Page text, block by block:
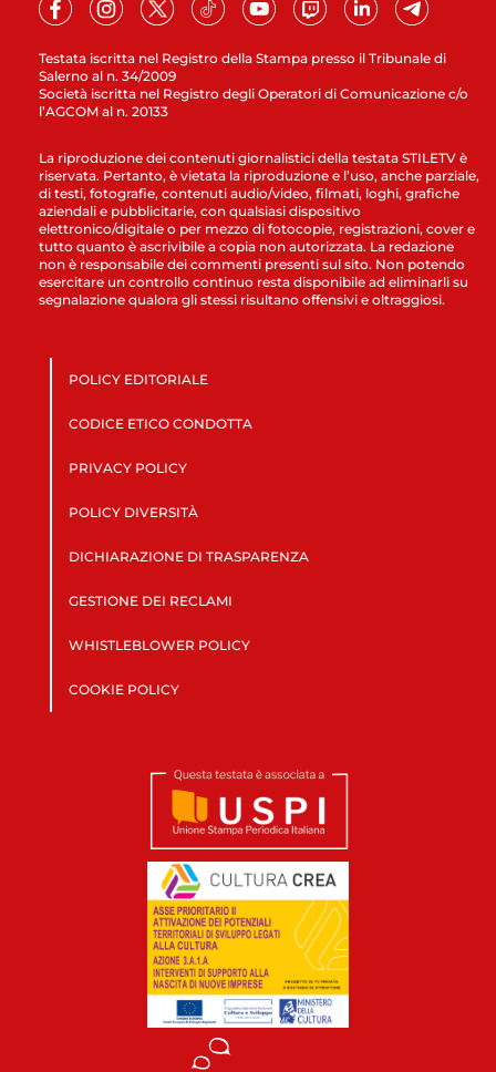
Testata iscritta nel Registro della Stampa presso il Tribunale di
Salerno al n. 34/2009
Società iscritta nel Registro degli Operatori di Comunicazione c/o
l’AGCOM al n. 20133
La riproduzione dei contenuti giornalistici della testata STILETV è
riservata. Pertanto, è vietata la riproduzione e l’uso, anche parziale,
di testi, fotografie, contenuti audio/video, filmati, loghi, grafiche
aziendali e pubblicitarie, con qualsiasi dispositivo
elettronico/digitale o per mezzo di fotocopie, registrazioni, cover e
tutto quanto è ascrivibile a copia non autorizzata. La redazione
non è responsabile dei commenti presenti sul sito. Non potendo
esercitare un controllo continuo resta disponibile ad eliminarli su
segnalazione qualora gli stessi risultano offensivi e oltraggiosi.
POLICY EDITORIALE
CODICE ETICO CONDOTTA
PRIVACY POLICY
POLICY DIVERSITÀ
DICHIARAZIONE DI TRASPARENZA
GESTIONE DEI RECLAMI
WHISTLEBLOWER POLICY
COOKIE POLICY